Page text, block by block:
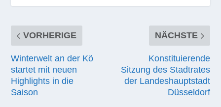
VORHERIGE
Winterwelt an der Kö
startet mit neuen
Highlights in die
Saison
NÄCHSTE
Konstituierende
Sitzung des Stadtrates
der Landeshauptstadt
Düsseldorf